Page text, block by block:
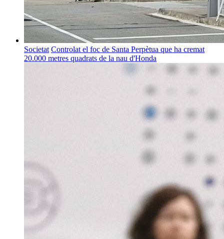
Societat Controlat el foc de Santa Perpètua que ha cremat
20.000 metres quadrats de la nau d'Honda